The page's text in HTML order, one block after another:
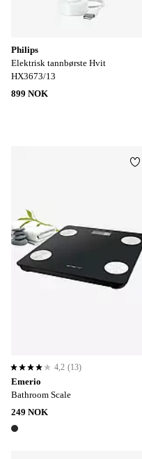
Philips
Elektrisk tannbørste Hvit
HX3673/13
899 NOK
Emerio
Bathroom Scale
249 NOK
1 farge
4,2 basert på 13 karaktergivninger
4,2 (13)